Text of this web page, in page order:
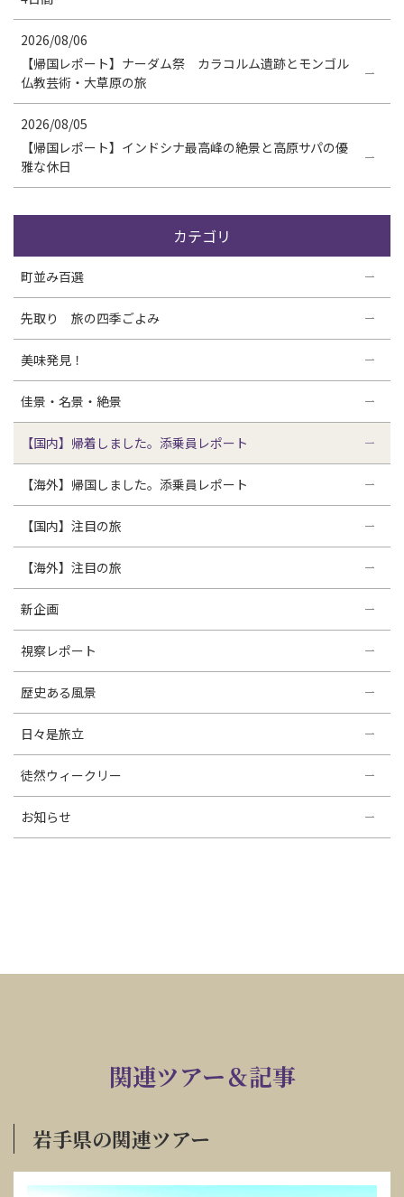
2026/08/06
【帰国レポート】ナーダム祭 カラコルム遺跡とモンゴル
仏教芸術・大草原の旅
2026/08/05
【帰国レポート】インドシナ最高峰の絶景と高原サパの優
雅な休日
カテゴリ
町並み百選
先取り 旅の四季ごよみ
美味発見！
佳景・名景・絶景
【国内】帰着しました。添乗員レポート
【海外】帰国しました。添乗員レポート
【国内】注目の旅
【海外】注目の旅
新企画
視察レポート
歴史ある風景
日々是旅立
徒然ウィークリー
お知らせ
関連ツアー＆記事
岩手県の関連ツアー